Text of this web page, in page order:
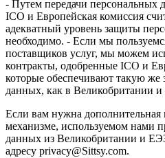
- Путем передачи персональных
ICO и Европейская комиссия
адекватный уровень защиты
необходимо. - Если мы
поставщиков услуг, мы можем
контракты, одобренные ICO и
которые обеспечивают такую ​​же
данных, как в Великобритании и
Если вам нужна
механизме, используемом нами
данных из Великобритании и
адресу privacy@Sittsy.com.